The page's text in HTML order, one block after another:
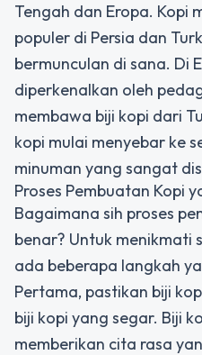
Tengah dan Eropa. Kopi
populer di Persia dan
bermunculan di sana. Di
diperkenalkan oleh
membawa biji kopi dari
kopi mulai menyebar ke
minuman yang sangat
Proses Pembuatan Kopi
Bagaimana sih proses
benar? Untuk menikmati
ada beberapa langkah
Pertama, pastikan biji
biji kopi yang segar. Biji
memberikan cita rasa